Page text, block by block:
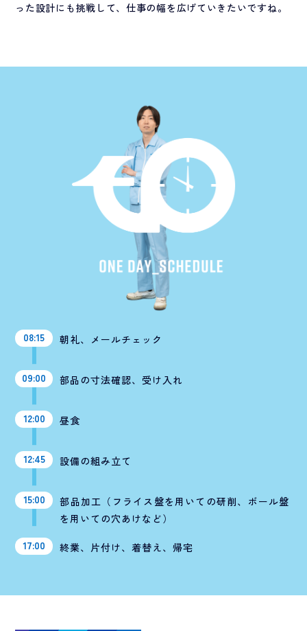
った設計にも挑戦して、仕事の幅を広げていきたいですね。
08:15 朝礼、メールチェック
09:00 部品の寸法確認、受け入れ
12:00 昼食
12:45 設備の組み立て
15:00
部品加工（フライス盤を用いての研削、ボール盤
を用いての穴あけなど）
17:00
終業、片付け、着替え、帰宅